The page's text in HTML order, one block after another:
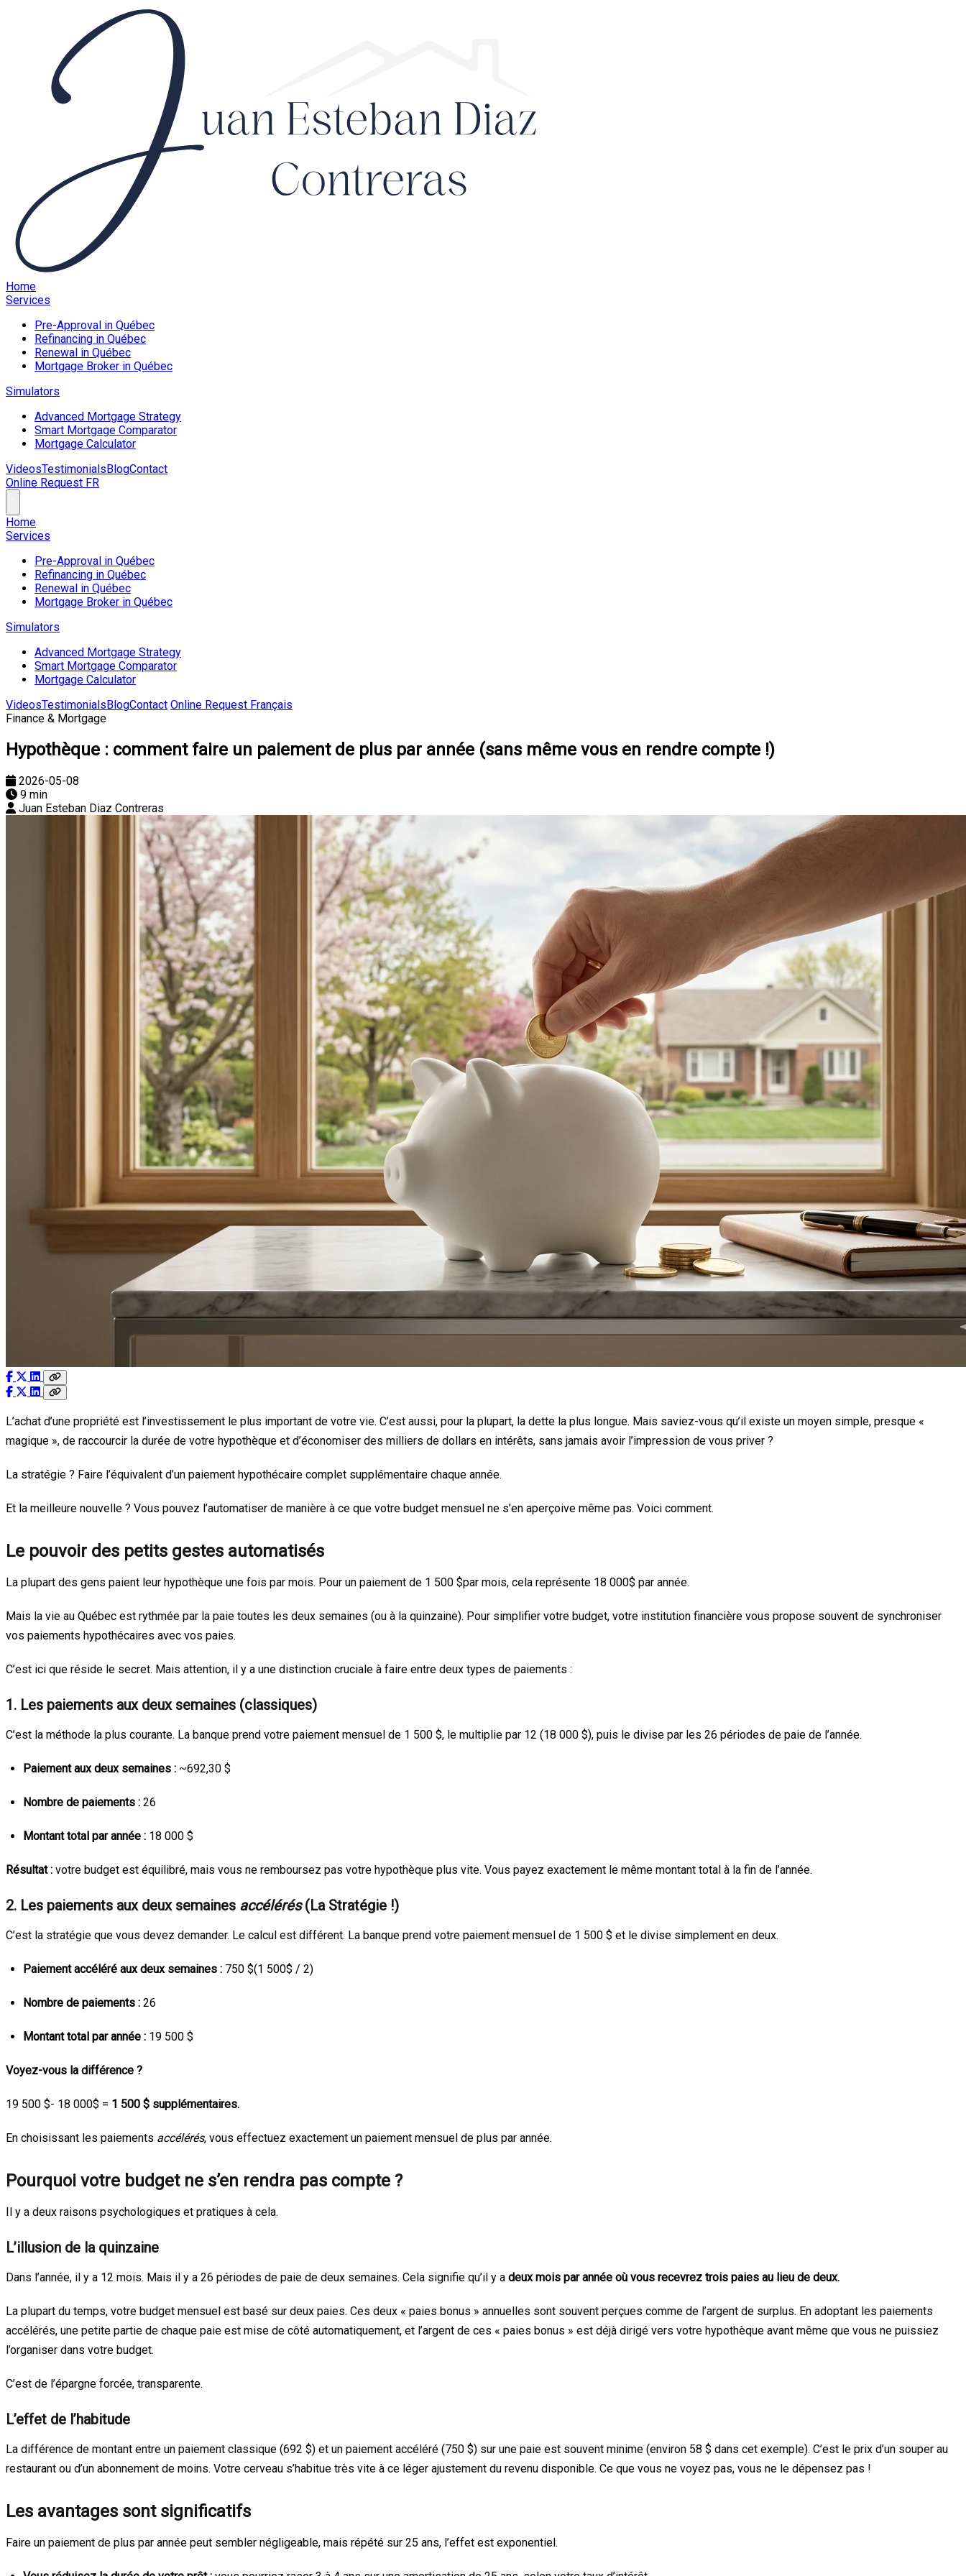
Home
Services
Pre-Approval in Québec
Refinancing in Québec
Renewal in Québec
Mortgage Broker in Québec
Simulators
Advanced Mortgage Strategy
Smart Mortgage Comparator
Mortgage Calculator
VideosTestimonialsBlogContact
Online Request FR
Home
Services
Pre-Approval in Québec
Refinancing in Québec
Renewal in Québec
Mortgage Broker in Québec
Simulators
Advanced Mortgage Strategy
Smart Mortgage Comparator
Mortgage Calculator
VideosTestimonialsBlogContact Online Request Français
Finance & Mortgage
Hypothèque : comment faire un paiement de plus par année (sans même vous en rendre compte !)
2026-05-08
9 min
Juan Esteban Diaz Contreras
L’achat d’une propriété est l’investissement le plus important de votre vie. C’est aussi, pour la plupart, la dette la plus longue. Mais saviez-vous qu’il existe un moyen simple, presque «
magique », de raccourcir la durée de votre hypothèque et d’économiser des milliers de dollars en intérêts, sans jamais avoir l’impression de vous priver ?
La stratégie ? Faire l’équivalent d’un paiement hypothécaire complet supplémentaire chaque année.
Et la meilleure nouvelle ? Vous pouvez l’automatiser de manière à ce que votre budget mensuel ne s’en aperçoive même pas. Voici comment.
Le pouvoir des petits gestes automatisés
La plupart des gens paient leur hypothèque une fois par mois. Pour un paiement de 1 500 $par mois, cela représente 18 000$ par année.
Mais la vie au Québec est rythmée par la paie toutes les deux semaines (ou à la quinzaine). Pour simplifier votre budget, votre institution financière vous propose souvent de synchroniser
vos paiements hypothécaires avec vos paies.
C’est ici que réside le secret. Mais attention, il y a une distinction cruciale à faire entre deux types de paiements :
1. Les paiements aux deux semaines (classiques)
C’est la méthode la plus courante. La banque prend votre paiement mensuel de 1 500 $, le multiplie par 12 (18 000 $), puis le divise par les 26 périodes de paie de l’année.
Paiement aux deux semaines : ~692,30 $
Nombre de paiements : 26
Montant total par année : 18 000 $
Résultat : votre budget est équilibré, mais vous ne remboursez pas votre hypothèque plus vite. Vous payez exactement le même montant total à la fin de l’année.
2. Les paiements aux deux semaines accélérés(La Stratégie !)
C’est la stratégie que vous devez demander. Le calcul est différent. La banque prend votre paiement mensuel de 1 500 $ et le divise simplement en deux.
Paiement accéléré aux deux semaines : 750 $(1 500$ / 2)
Nombre de paiements : 26
Montant total par année : 19 500 $
Voyez-vous la différence ?
19 500 $- 18 000$ = 1 500 $ supplémentaires.
En choisissant les paiements accélérés, vous effectuez exactement un paiement mensuel de plus par année.
Pourquoi votre budget ne s’en rendra pas compte ?
Il y a deux raisons psychologiques et pratiques à cela.
L’illusion de la quinzaine
Dans l’année, il y a 12 mois. Mais il y a 26 périodes de paie de deux semaines. Cela signifie qu’il y a deux mois par année où vous recevrez trois paies au lieu de deux.
La plupart du temps, votre budget mensuel est basé sur deux paies. Ces deux « paies bonus » annuelles sont souvent perçues comme de l’argent de surplus. En adoptant les paiements
accélérés, une petite partie de chaque paie est mise de côté automatiquement, et l’argent de ces « paies bonus » est déjà dirigé vers votre hypothèque avant même que vous ne puissiez
l’organiser dans votre budget.
C’est de l’épargne forcée, transparente.
L’effet de l’habitude
La différence de montant entre un paiement classique (692 $) et un paiement accéléré (750 $) sur une paie est souvent minime (environ 58 $ dans cet exemple). C’est le prix d’un souper au
restaurant ou d’un abonnement de moins. Votre cerveau s’habitue très vite à ce léger ajustement du revenu disponible. Ce que vous ne voyez pas, vous ne le dépensez pas !
Les avantages sont significatifs
Faire un paiement de plus par année peut sembler négligeable, mais répété sur 25 ans, l’effet est exponentiel.